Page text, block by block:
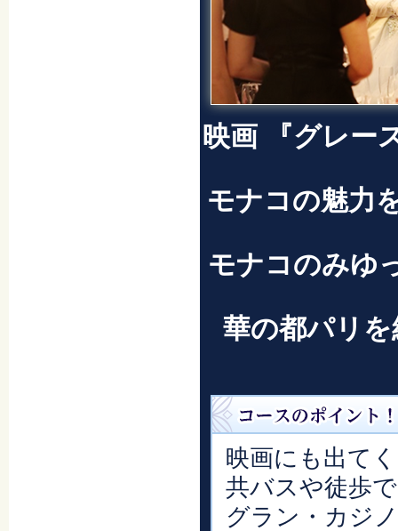
映画 『グレー
モナコの魅力
モナコのみゆ
華の都パリ
映画にも出て
共バスや徒歩
グラン・カジ